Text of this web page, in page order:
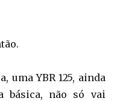
uma YBR 125, ainda
básica, não só vai